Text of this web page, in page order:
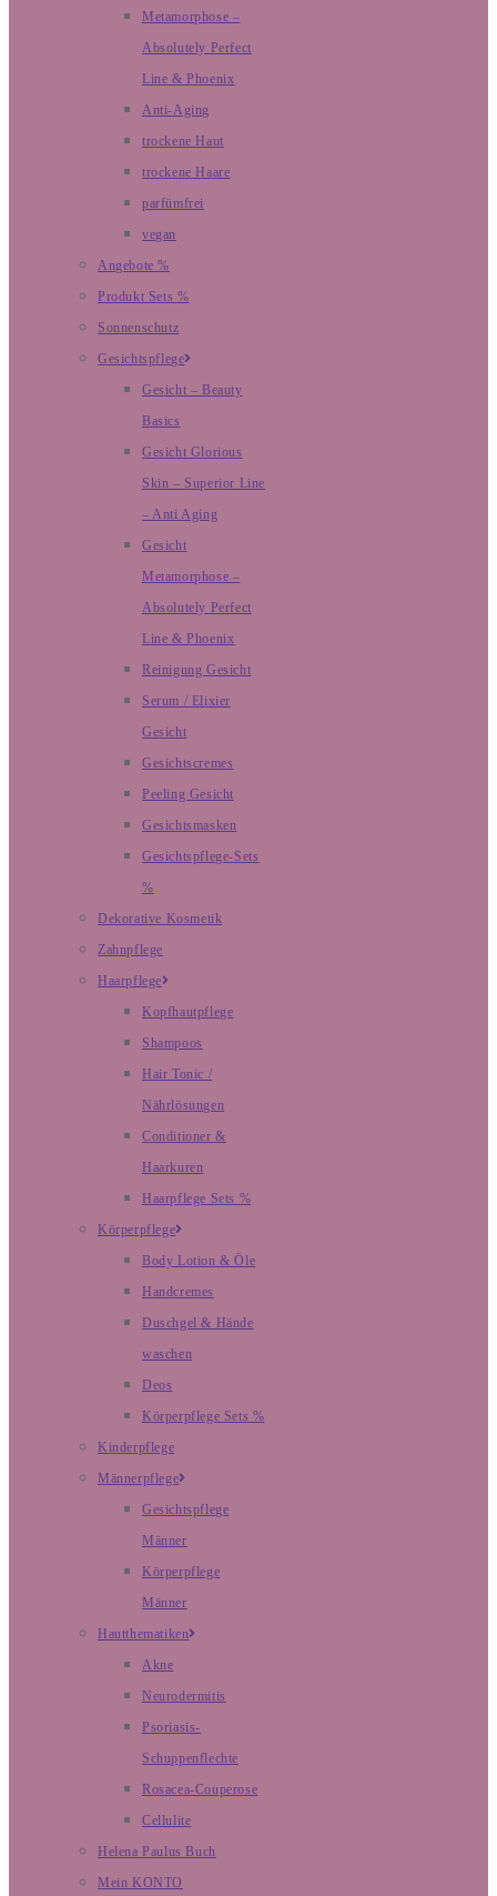
Metamorphose –
Absolutely Perfect
Line & Phoenix
Anti-Aging
trockene Haut
trockene Haare
parfümfrei
vegan
Angebote %
Produkt Sets %
Sonnenschutz
Gesichtspflege
Gesicht – Beauty
Basics
Gesicht Glorious
Skin – Superior Line
– Anti Aging
Gesicht
Metamorphose –
Absolutely Perfect
Line & Phoenix
Reinigung Gesicht
Serum / Elixier
Gesicht
Gesichtscremes
Peeling Gesicht
Gesichtsmasken
Gesichtspflege-Sets
%
Dekorative Kosmetik
Zahnpflege
Haarpflege
Kopfhautpflege
Shampoos
Hair Tonic /
Nährlösungen
Conditioner &
Haarkuren
Haarpflege Sets %
Körperpflege
Body Lotion & Öle
Handcremes
Duschgel & Hände
waschen
Deos
Körperpflege Sets %
Kinderpflege
Männerpflege
Gesichtspflege
Männer
Körperpflege
Männer
Hautthematiken
Akne
Neurodermitis
Psoriasis-
Schuppenflechte
Rosacea-Couperose
Cellulite
Helena Paulus Buch
Mein KONTO